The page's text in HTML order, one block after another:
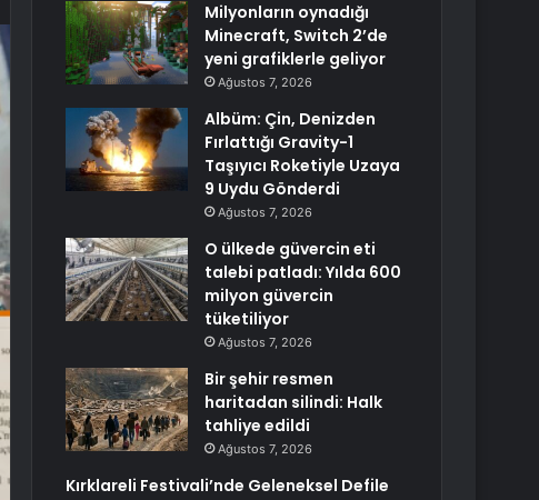
Milyonların oynadığı
Minecraft, Switch 2’de
yeni grafiklerle geliyor
Ağustos 7, 2026
Albüm: Çin, Denizden
Fırlattığı Gravity-1
Taşıyıcı Roketiyle Uzaya
9 Uydu Gönderdi
Ağustos 7, 2026
O ülkede güvercin eti
talebi patladı: Yılda 600
milyon güvercin
tüketiliyor
Ağustos 7, 2026
Bir şehir resmen
haritadan silindi: Halk
tahliye edildi
Ağustos 7, 2026
Kırklareli Festivali’nde Geleneksel Defile